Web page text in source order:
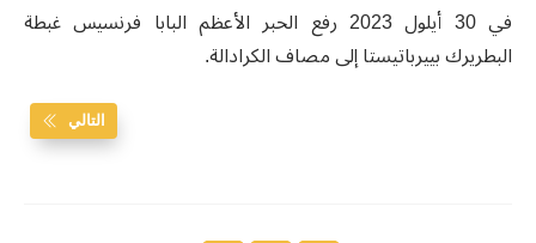
في 30 أيلول 2023 رفع الحبر الأعظم البابا فرنسيس غبطة
البطريرك بييرباتيستا إلى مصاف الكرادالة.
التالي